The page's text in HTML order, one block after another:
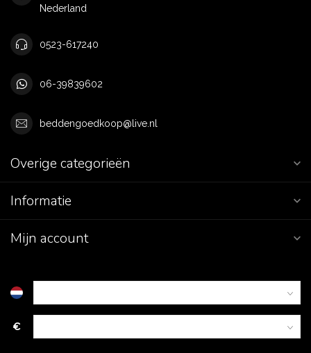
Nederland
0523-617240
06-39839602
beddengoedkoop@live.nl
Overige categorieën
Informatie
Mijn account
€